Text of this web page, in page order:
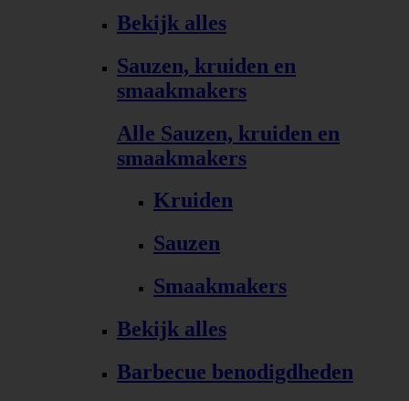
Bekijk alles
Sauzen, kruiden en
smaakmakers
Alle Sauzen, kruiden en
smaakmakers
Kruiden
Sauzen
Smaakmakers
Bekijk alles
Barbecue benodigdheden